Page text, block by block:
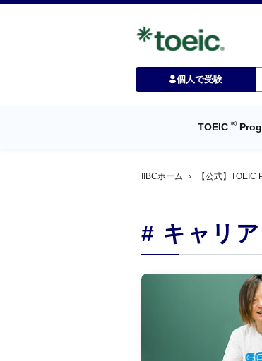
個人で受験
TOEIC ®
IIBCホーム › 【公式】TOEIC
# キャリ